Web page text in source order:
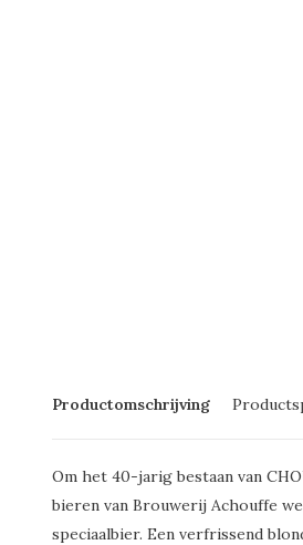
Productomschrijving
Om het 40-jarig bestaan van
bieren van Brouwerij Achouffe
speciaalbier. Een verfrissend